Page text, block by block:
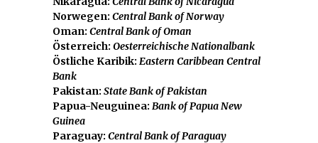
Norwegen: Central Bank of Norway
Oman: Central Bank of Oman
Österreich: Oesterreichische Nationalbank
Östliche Karibik: Eastern Caribbean Central
Bank
Pakistan: State Bank of Pakistan
Papua-Neuguinea: Bank of Papua New
Guinea
Paraguay: Central Bank of Paraguay